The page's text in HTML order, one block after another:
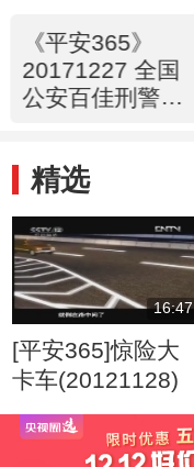
《平安365》
20171227 全国
公安百佳刑警展
精选
16:47
[平安365]惊险大
卡车(20121128)